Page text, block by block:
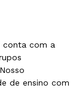
conta com a
de ensino com